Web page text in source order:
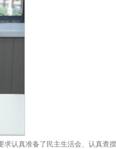
认真准备了民主生活会、认真查